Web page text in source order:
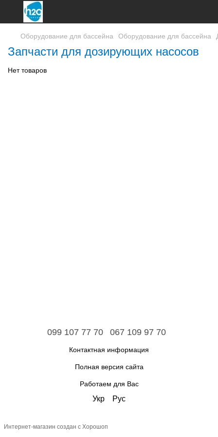
Оборудование для бассейна Оборудование для бассейна
Запчасти для дозирующих насосов
Нет товаров
099 107 77 70 067 109 97 70
Контактная информация
Полная версия сайта
Работаем для Вас
Укр Рус
Интернет-магазин создан с Хорошоп